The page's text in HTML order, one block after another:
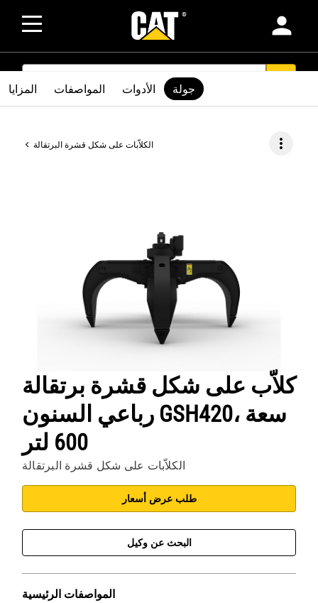
person
SEARCH
الكلاّبات على شكل قشرة البرتقالة more_vert
كلاّب على شكل قشرة برتقالة
رباعي السنون GSH420، سعة
600 لتر
الكلاّبات على شكل قشرة البرتقالة
طلب عرض أسعار
البحث عن وكيل
المواصفات الرئيسية
المزايا المواصفات الأدوات جولة